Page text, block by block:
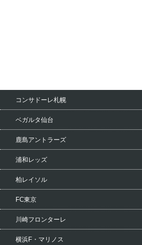
コンサドーレ札幌
ベガルタ仙台
鹿島アントラーズ
浦和レッズ
柏レイソル
FC東京
川崎フロンターレ
横浜F・マリノス